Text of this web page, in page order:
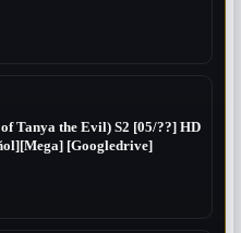
Tanya the Evil) S2 [05/??] HD
[Googledrive]